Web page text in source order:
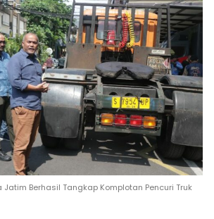
Jatim Berhasil Tangkap Komplotan Pencuri Truk